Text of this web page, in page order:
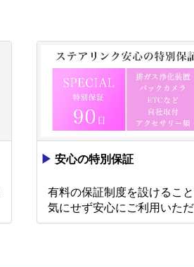
▶ 安心の特別保証
有料の保証制度を設けるこ
気にせず安心にご利用いただ